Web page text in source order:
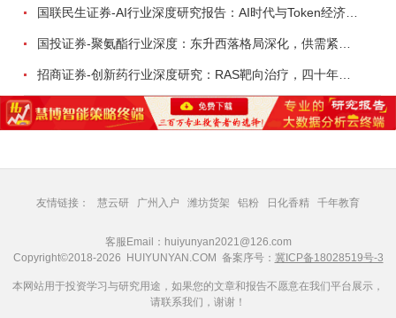
国联民生证券-AI行业深度研究报告：AI时代与Token经济，从技术符号到数字石油-260801
招商证券-创新药行业深度研究：RAS靶向治疗，四十年不可成药的终结，与终结之后的治疗格局演化-260805
友情链接： 慧云研 广州入户 潍坊货架 铝粉 日化香精 千年教育
客服Email：huiyunyan2021@126.com
Copyright©2018-2026 HUIYUNYAN.COM 备案序号： 冀ICP备18028519号-3
本网站用于投资学习与研究用途，如果您的文章和报告不愿意在我们平台展示，
请联系我们，谢谢！